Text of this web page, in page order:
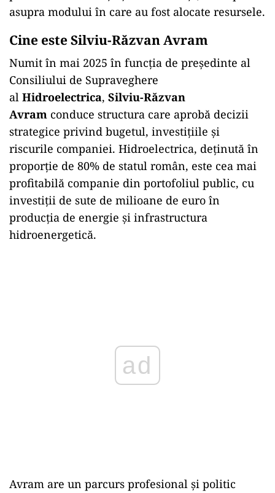
asupra modului în care au fost alocate resursele.
Cine este Silviu-Răzvan Avram
Numit în mai 2025 în funcția de președinte al
Consiliului de Supraveghere
al Hidroelectrica, Silviu-Răzvan
Avram conduce structura care aprobă decizii
strategice privind bugetul, investițiile și
riscurile companiei. Hidroelectrica, deținută în
proporție de 80% de statul român, este cea mai
profitabilă companie din portofoliul public, cu
investiții de sute de milioane de euro în
producția de energie și infrastructura
hidroenergetică.
ad
Avram are un parcurs profesional și politic